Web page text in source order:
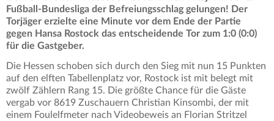
Fußball-Bundesliga der Befreiungsschlag gelungen! Der
Torjäger erzielte eine Minute vor dem Ende der Partie
gegen Hansa Rostock das entscheidende Tor zum 1:0 (0:0)
für die Gastgeber.
Die Hessen schoben sich durch den Sieg mit nun 15 Punkten
auf den elften Tabellenplatz vor, Rostock ist mit belegt mit
zwölf Zählern Rang 15. Die größte Chance für die Gäste
vergab vor 8619 Zuschauern Christian Kinsombi, der mit
einem Foulelfmeter nach Videobeweis an Florian Stritzel